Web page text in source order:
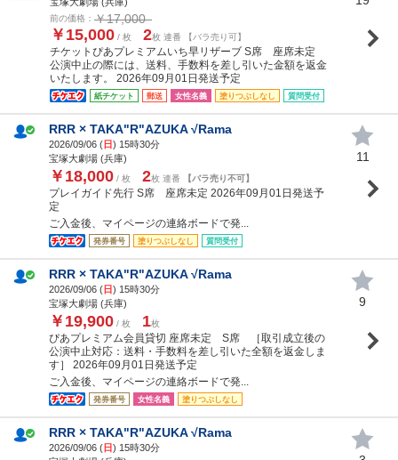
前の価格： ￥17,000
￥15,000 / 枚 2枚 連番 【バラ売り可】
チケットぴあプレミアムいち早リザーブ S席 座席未定
公演中止の際には、送料、手数料を差し引いた金額を返金
いたします。 2026年09月01日発送予定
紙チケット 郵送 女性名義 塗りつぶしなし 質問受付
RRR × TAKA"R"AZUKA √Rama
2026/09/06 (日) 15時30分
宝塚大劇場 (兵庫)
￥18,000 / 枚 2枚 連番 【バラ売り不可】
プレイガイド先行 S席 座席未定 2026年09月01日発送予
定
ご入金後、マイページの連絡ボードで発...
発券番号 塗りつぶしなし 質問受付
11
RRR × TAKA"R"AZUKA √Rama
2026/09/06 (日) 15時30分
宝塚大劇場 (兵庫)
￥19,900 / 枚 1枚
ぴあプレミアム会員貸切 座席未定 S席 ［取引成立後の
公演中止対応：送料・手数料を差し引いた全額を返金しま
す］ 2026年09月01日発送予定
ご入金後、マイページの連絡ボードで発...
発券番号 女性名義 塗りつぶしなし
9
RRR × TAKA"R"AZUKA √Rama
2026/09/06 (日) 15時30分